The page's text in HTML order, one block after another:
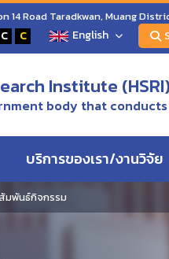
Road Taradkwan, Muang
C C English
Institute (HSRI)
body that
บริการของเรา/งานวิจัย
มพันธ์กิจกรรม